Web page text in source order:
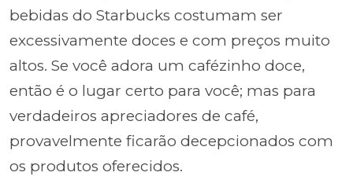
bebidas do Starbucks costumam ser
excessivamente doces e com preços muito
altos. Se você adora um cafézinho doce,
então é o lugar certo para você; mas para
verdadeiros apreciadores de café,
provavelmente ficarão decepcionados com
os produtos oferecidos.